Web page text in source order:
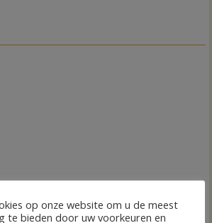
op onze website om u de meest
te bieden door uw voorkeuren en